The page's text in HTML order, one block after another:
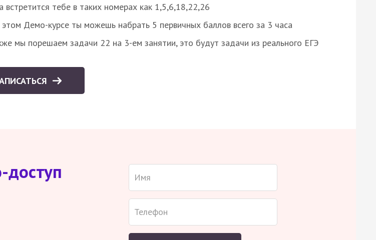
встретится тебе в таких номерах как 1,5,6,18,22,26
Демо-курсе ты можешь набрать 5 первичных баллов всего за 3 часа
мы порешаем задачи 22 на 3-ем занятии, это будут задачи из реального ЕГЭ